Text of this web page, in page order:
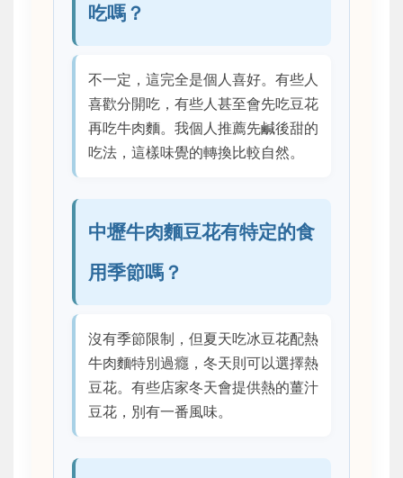
吃嗎？
不一定，這完全是個人喜好。有些人
喜歡分開吃，有些人甚至會先吃豆花
再吃牛肉麵。我個人推薦先鹹後甜的
吃法，這樣味覺的轉換比較自然。
中壢牛肉麵豆花有特定的食
用季節嗎？
沒有季節限制，但夏天吃冰豆花配熱
牛肉麵特別過癮，冬天則可以選擇熱
豆花。有些店家冬天會提供熱的薑汁
豆花，別有一番風味。